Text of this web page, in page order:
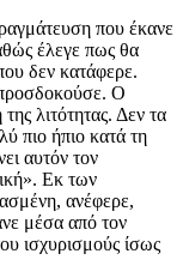
που έκανε
έλεγε πως θα
δεν κατάφερε.
Ο
λιτότητας. Δεν τα
πιο ήπιο κατά τη
αυτόν τον
Εκ των
ανέφερε,
μέσα από τον
ισχυρισμούς ίσως